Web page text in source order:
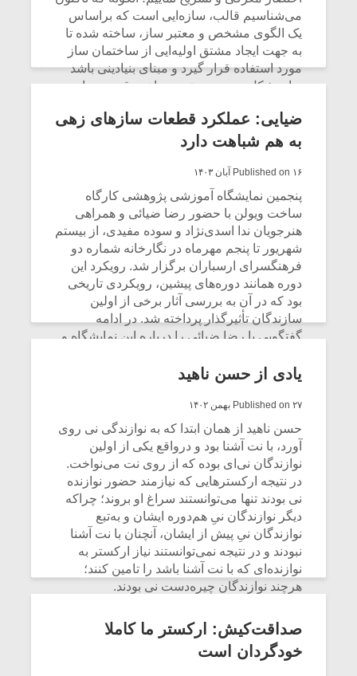
CONTINUE READING
می‌شناسیم قالب، سازه‌ایی است که براساس
یک الگوی مشخص و معتبر ساز، ساخته شده تا
به جهت ایجاد مشتق اولیه‌ایی از ساختمان ساز
مورد استفاده قرار گیرد و مبنای بنیادینی باشد
برای شکل‌دهی، پیوستن و ساختِ قسمت‌های
که ترجیحاً تحت چهارچوب و معیار ثابت سازه
توصیف شده باشد.
CONTINUE READING
ضیایی: عملکرد قطعات ساز‌های زهی
به هم شباهت دارد
Published on ۱۶ آبان ۱۴۰۳
پنجمین نمایشگاه آموزشی پژوهشی کارگاه
ساخت ویولن با حضور رضا ضیائی و همراهی
هنرجویان ندا اسدی‌نژاد و سوده مفیدی، از بیستم
شهریور تا پنجم مهرماه در نگارخانه شماره دو
فرهنگسرای ارسباران برگزار شد. رویکرد این
دوره همانند دوره‌های پیشین، رویکردی تاریخی
بود که در آن به بررسی آثار برخی از اولین
سازندگان تأثیرگذار پرداخته شد. در ادامه
گفتگویی با رضا ضیائی را درباره این نمایشگاه و
می‌خوانیم:
CONTINUE READING
یادی از حسن ناهید
Published on ۲۷ بهمن ۱۴۰۲
حسن ناهید از همان ابتدا که به نوازندگی نی روی
آورد، با نت آشنا بود و درواقع یکی از اولین
نوازندگان نی‌ای بوده که از روی نت می‌نواخت.
در نتیجه ارکسترهایی که نیازمند حضور نوازنده
نی بودند تنها می‌توانستند سراغ او بروند؛ چراکه
دیگر نوازندگان نیِ هم‌دوره ایشان و به‌تبع
نوازندگان نیِ پیش از ایشان، آنچنان با نت آشنا
نبودند و در نتیجه نمی‌توانستند نیاز ارکستر به
نوازنده‌ای که با نت آشنا باشد را تامین کنند؛
هرچند نوازندگان چیره‌دست نی بودند.
صداقت‌کیش: ارکستر ما کاملا
خودگردان است